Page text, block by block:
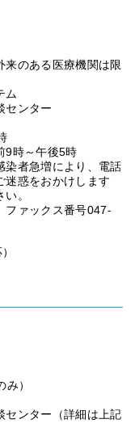
来のある医療機関は限
ム
センター
9時～午後5時
染者急増により、電話
迷惑をおかけします
。
ァックス番号047-
）
センター（詳細は上記